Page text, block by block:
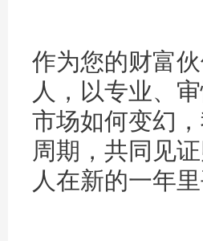
作为您的财富
人，以专业、
市场如何变幻
周期，共同见
人在新的一年